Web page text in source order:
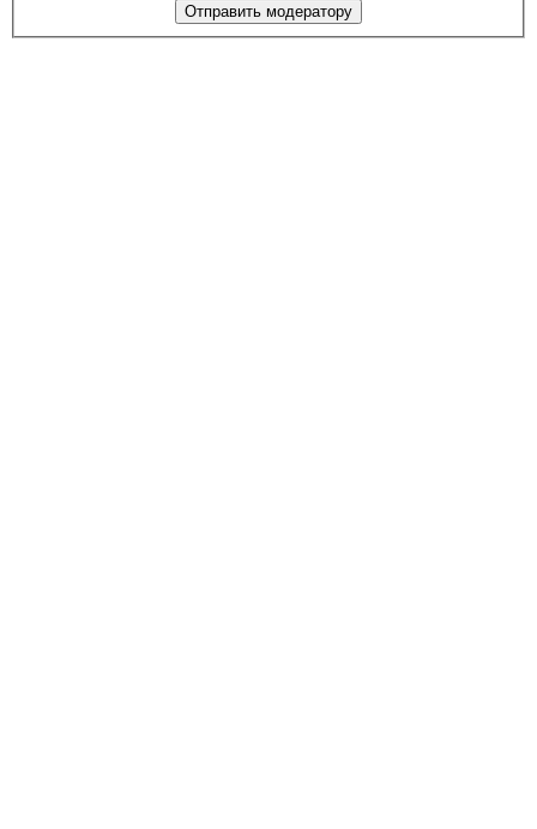
Отправить модератору